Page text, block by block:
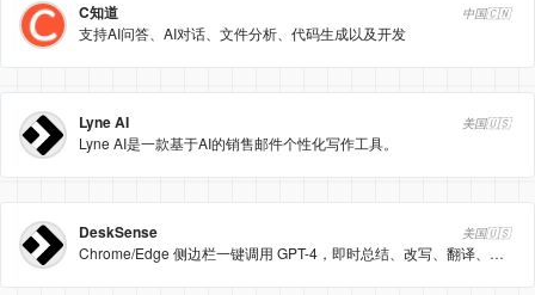
C知道 中国🇨🇳
支持AI问答、AI对话、文件分析、代码生成以及开发
Lyne AI 美国🇺🇸
Lyne AI是一款基于AI的销售邮件个性化写作工具。
DeskSense 美国🇺🇸
Chrome/Edge 侧边栏一键调用 GPT-4，即时总结、改写、翻译、写邮件，全网页上下文感知。